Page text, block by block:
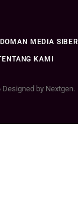
MEDIA SIBER
KAMI
by Nextgen.